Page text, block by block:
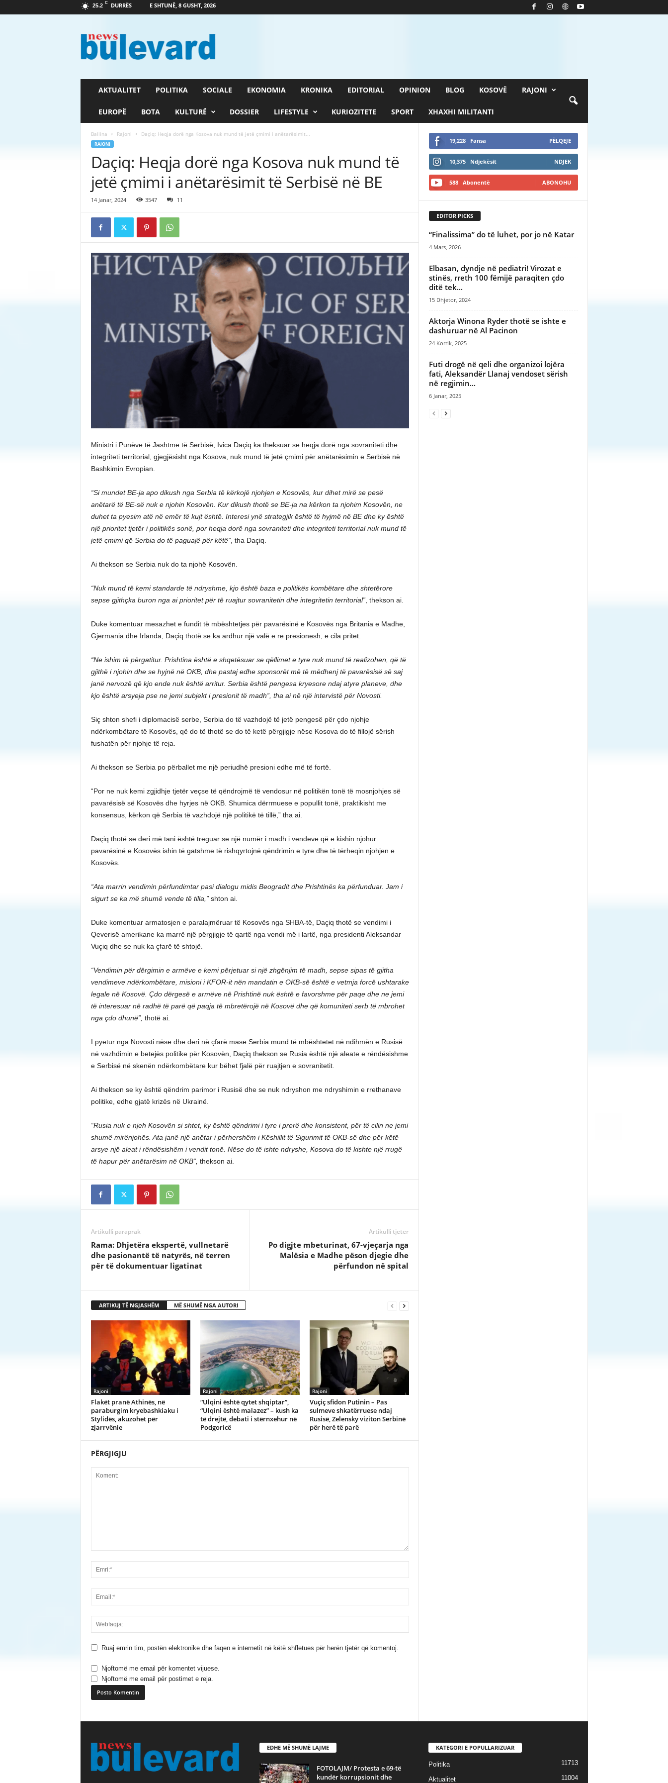
25.2 C DURRËS E SHTUNË, 8 GUSHT, 2026
a
AKTUALITET POLITIKA SOCIALE EKONOMIA KRONIKA EDITORIAL OPINION BLOG KOSOVË RAJONI
EUROPË BOTA KULTURË DOSSIER LIFESTYLE KURIOZITETE SPORT XHAXHI MILITANTI
Ballina Rajoni Daçiq: Heqja dorë nga Kosova nuk mund të jetë çmimi i anëtarësimit...
RAJONI
Daçiq: Heqja dorë nga Kosova nuk mund të
jetë çmimi i anëtarësimit të Serbisë në BE
14 Janar, 2024 3547 11
Ministri i Punëve të Jashtme të Serbisë, Ivica Daçiq ka theksuar se heqja dorë nga sovraniteti dhe
integriteti territorial, gjegjësisht nga Kosova, nuk mund të jetë çmimi për anëtarësimin e Serbisë në
Bashkimin Evropian.
“Si mundet BE-ja apo dikush nga Serbia të kërkojë njohjen e Kosovës, kur dihet mirë se pesë
anëtarë të BE-së nuk e njohin Kosovën. Kur dikush thotë se BE-ja na kërkon ta njohim Kosovën, ne
duhet ta pyesim atë në emër të kujt është. Interesi ynë strategjik është të hyjmë në BE dhe ky është
një prioritet tjetër i politikës sonë, por heqja dorë nga sovraniteti dhe integriteti territorial nuk mund të
jetë çmimi që Serbia do të paguajë për këtë”, tha Daçiq.
Ai thekson se Serbia nuk do ta njohë Kosovën.
“Nuk mund të kemi standarde të ndryshme, kjo është baza e politikës kombëtare dhe shtetërore
sepse gjithçka buron nga ai prioritet për të ruajtur sovranitetin dhe integritetin territorial”, thekson ai.
Duke komentuar mesazhet e fundit të mbështetjes për pavarësinë e Kosovës nga Britania e Madhe,
Gjermania dhe Irlanda, Daçiq thotë se ka ardhur një valë e re presionesh, e cila pritet.
“Ne ishim të përgatitur. Prishtina është e shqetësuar se qëllimet e tyre nuk mund të realizohen, që të
gjithë i njohin dhe se hyjnë në OKB, dhe pastaj edhe sponsorët më të mëdhenj të pavarësisë së saj
janë nervozë që kjo ende nuk është arritur. Serbia është pengesa kryesore ndaj atyre planeve, dhe
kjo është arsyeja pse ne jemi subjekt i presionit të madh”, tha ai në një intervistë për Novosti.
Siç shton shefi i diplomacisë serbe, Serbia do të vazhdojë të jetë pengesë për çdo njohje
ndërkombëtare të Kosovës, që do të thotë se do të ketë përgjigje nëse Kosova do të fillojë sërish
fushatën për njohje të reja.
Ai thekson se Serbia po përballet me një periudhë presioni edhe më të fortë.
“Por ne nuk kemi zgjidhje tjetër veçse të qëndrojmë të vendosur në politikën tonë të mosnjohjes së
pavarësisë së Kosovës dhe hyrjes në OKB. Shumica dërrmuese e popullit tonë, praktikisht me
konsensus, kërkon që Serbia të vazhdojë një politikë të tillë,” tha ai.
Daçiq thotë se deri më tani është treguar se një numër i madh i vendeve që e kishin njohur
pavarësinë e Kosovës ishin të gatshme të rishqyrtojnë qëndrimin e tyre dhe të tërheqin njohjen e
Kosovës.
“Ata marrin vendimin përfundimtar pasi dialogu midis Beogradit dhe Prishtinës ka përfunduar. Jam i
sigurt se ka më shumë vende të tilla,”shton ai.
Duke komentuar armatosjen e paralajmëruar të Kosovës nga SHBA-të, Daçiq thotë se vendimi i
Qeverisë amerikane ka marrë një përgjigje të qartë nga vendi më i lartë, nga presidenti Aleksandar
Vuçiq dhe se nuk ka çfarë të shtojë.
“Vendimin për dërgimin e armëve e kemi përjetuar si një zhgënjim të madh, sepse sipas të gjitha
vendimeve ndërkombëtare, misioni i KFOR-it nën mandatin e OKB-së është e vetmja forcë ushtarake
legale në Kosovë. Çdo dërgesë e armëve në Prishtinë nuk është e favorshme për paqe dhe ne jemi
të interesuar në radhë të parë që paqja të mbretërojë në Kosovë dhe që komuniteti serb të mbrohet
nga çdo dhunë”, thotë ai.
I pyetur nga Novosti nëse dhe deri në çfarë mase Serbia mund të mbështetet në ndihmën e Rusisë
në vazhdimin e betejës politike për Kosovën, Daçiq thekson se Rusia është një aleate e rëndësishme
e Serbisë në skenën ndërkombëtare kur bëhet fjalë për ruajtjen e sovranitetit.
Ai thekson se ky është qëndrim parimor i Rusisë dhe se nuk ndryshon me ndryshimin e rrethanave
politike, edhe gjatë krizës në Ukrainë.
“Rusia nuk e njeh Kosovën si shtet, ky është qëndrimi i tyre i prerë dhe konsistent, për të cilin ne jemi
shumë mirënjohës. Ata janë një anëtar i përhershëm i Këshillit të Sigurimit të OKB-së dhe për këtë
arsye një aleat i rëndësishëm i vendit tonë. Nëse do të ishte ndryshe, Kosova do të kishte një rrugë
të hapur për anëtarësim në OKB”, thekson ai.
Artikulli paraprak
Rama: Dhjetëra ekspertë, vullnetarë
dhe pasionantë të natyrës, në terren
për të dokumentuar ligatinat
Artikulli tjetër
Po digjte mbeturinat, 67-vjeçarja nga
Malësia e Madhe pëson djegie dhe
përfundon në spital
ARTIKUJ TË NGJASHËM MË SHUMË NGA AUTORI
Rajoni
Flakët pranë Athinës, në
paraburgim kryebashkiaku i
Stylidës, akuzohet për
zjarrvënie
Rajoni
​“Ulqini është qytet shqiptar”,
“Ulqini është malazez” – kush ka
të drejtë, debati i stërnxehur në
Podgoricë
Rajoni
Vuçiç sfidon Putinin – Pas
sulmeve shkatërruese ndaj
Rusisë, Zelensky viziton Serbinë
për herë të parë
PËRGJIGJU
Ruaj emrin tim, postën elektronike dhe faqen e internetit në këtë shfletues për herën tjetër që komentoj.
Njoftomë me email për komentet vijuese.
Njoftomë me email për postimet e reja.
19,228 Fansa PËLQEJE
10,375 Ndjekësit NDJEK
588 Abonentë ABONOHU
EDITOR PICKS
“Finalissima” do të luhet, por jo në Katar
4 Mars, 2026
Elbasan, dyndje në pediatri! Virozat e
stinës, rreth 100 fëmijë paraqiten çdo
ditë tek...
15 Dhjetor, 2024
Aktorja Winona Ryder thotë se ishte e
dashuruar në Al Pacinon
24 Korrik, 2025
Futi drogë në qeli dhe organizoi lojëra
fati, Aleksandër Llanaj vendoset sërish
në regjimin...
6 Janar, 2025
EDHE MË SHUMË LAJME
FOTOLAJM/ Protesta e 69-të
kundër korrupsionit dhe
KATEGORI E POPULLARIZUAR
Politika 11713
Aktualitet 11004